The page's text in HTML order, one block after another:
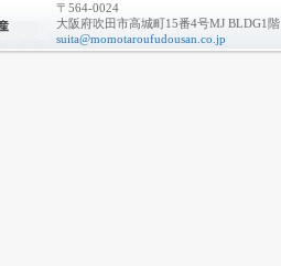
〒564-0024
大阪府吹田市高城町15番4号MJ BLDG1階
suita@momotaroufudousan.co.jp